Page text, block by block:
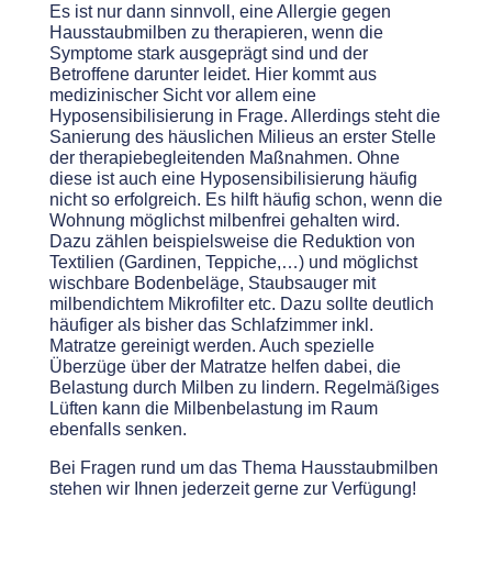
Es ist nur dann sinnvoll, eine Allergie gegen
Hausstaubmilben zu therapieren, wenn die
Symptome stark ausgeprägt sind und der
Betroffene darunter leidet. Hier kommt aus
medizinischer Sicht vor allem eine
Hyposensibilisierung in Frage. Allerdings steht die
Sanierung des häuslichen Milieus an erster Stelle
der therapiebegleitenden Maßnahmen. Ohne
diese ist auch eine Hyposensibilisierung häufig
nicht so erfolgreich. Es hilft häufig schon, wenn die
Wohnung möglichst milbenfrei gehalten wird.
Dazu zählen beispielsweise die Reduktion von
Textilien (Gardinen, Teppiche,…) und möglichst
wischbare Bodenbeläge, Staubsauger mit
milbendichtem Mikrofilter etc. Dazu sollte deutlich
häufiger als bisher das Schlafzimmer inkl.
Matratze gereinigt werden. Auch spezielle
Überzüge über der Matratze helfen dabei, die
Belastung durch Milben zu lindern. Regelmäßiges
Lüften kann die Milbenbelastung im Raum
ebenfalls senken.
Bei Fragen rund um das Thema Hausstaubmilben
stehen wir Ihnen jederzeit gerne zur Verfügung!